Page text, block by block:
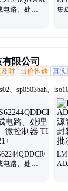
电路、处理
集
限公司
及时 出价迅速
真
、sp0503bah、
b02p-vl-r、
、sy8032abc、
、lshd-7501、
、lf353dre4、装原封
电路、处理